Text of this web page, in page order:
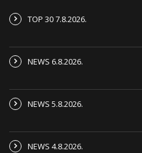
TOP 30 7.8.2026.
NEWS 6.8.2026.
NEWS 5.8.2026.
NEWS 4.8.2026.